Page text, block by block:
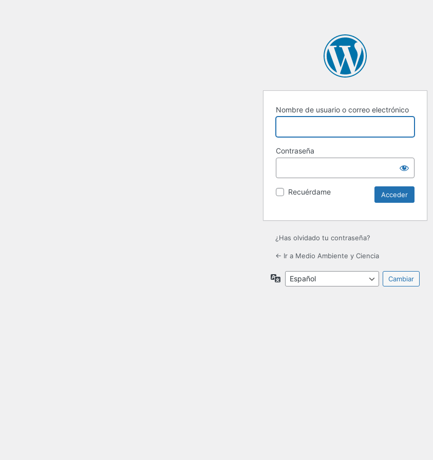
Nombre de usuario o correo electrónico
Contraseña
Recuérdame
¿Has olvidado tu contraseña?
← Ir a Medio Ambiente y Ciencia
Idioma